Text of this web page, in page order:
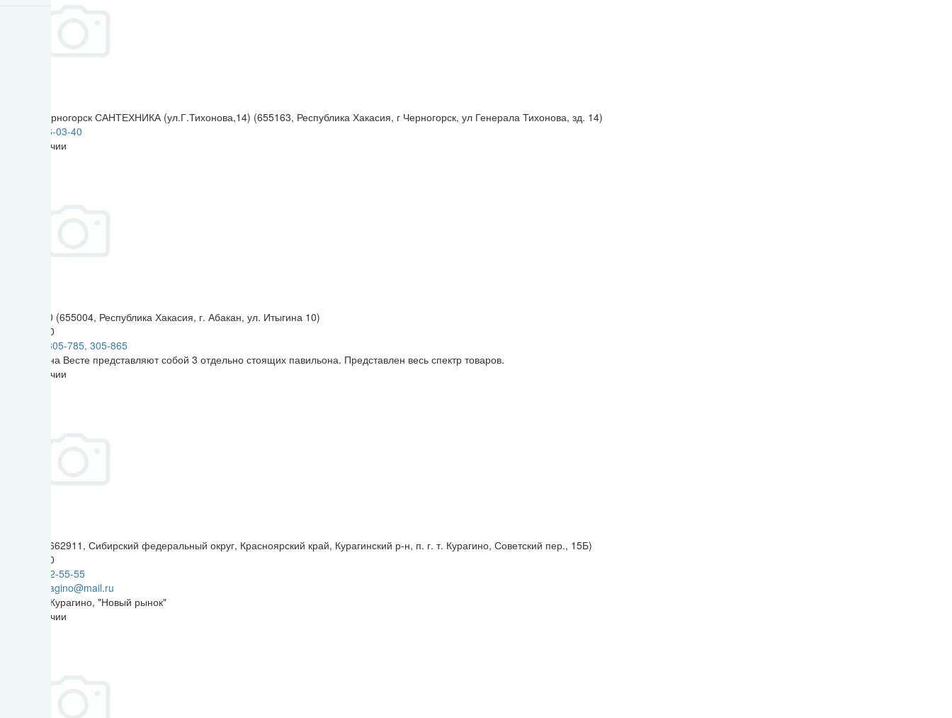
*Каскад-Черногорск САНТЕХНИКА (ул.Г.Тихонова,14) (655163, Республика Хакасия, г Черногорск, ул Генерала Тихонова, зд. 14)
8 (913) 446-03-40
Нет в наличии
Итыгина 10 (655004, Республика Хакасия, г. Абакан, ул. Итыгина 10)
9:00 - 18:00
+7 (3902) 305-785, 305-865
Магазины на Весте представляют собой 3 отдельно стоящих павильона. Представлен весь спектр товаров.
Нет в наличии
Курагино (662911, Сибирский федеральный округ, Красноярский край, Курагинский р-н, п. г. т. Курагино, Советский пер., 15Б)
9:00 - 17:00
+7(39136) 2-55-55
kaskad.kuragino@mail.ru
Магазин в Курагино, "Новый рынок"
Нет в наличии